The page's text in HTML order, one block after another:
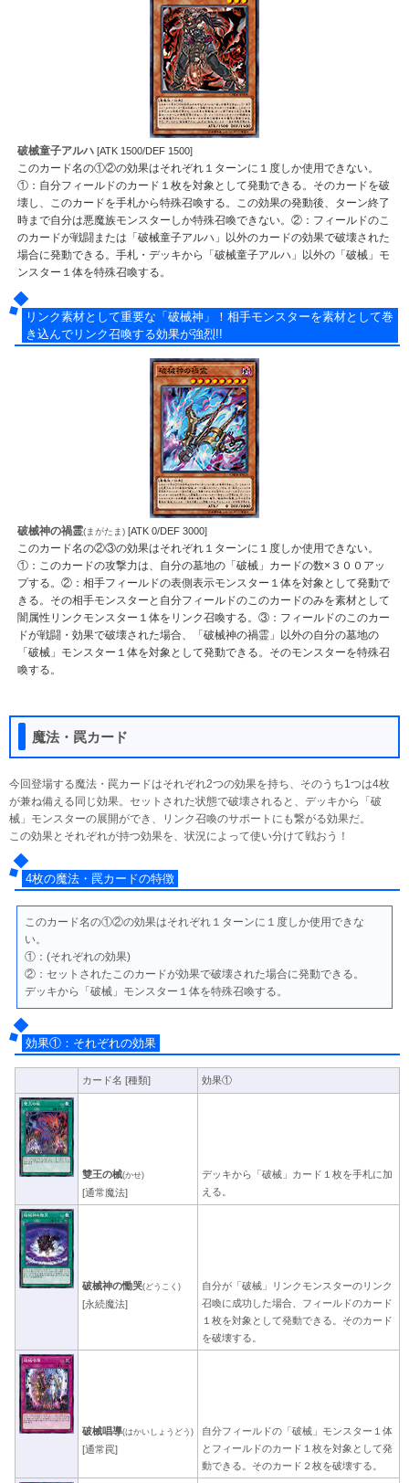
破械童子アルハ [ATK 1500/DEF 1500]
このカード名の①②の効果はそれぞれ１ターンに１度しか使用できない。
①：自分フィールドのカード１枚を対象として発動できる。そのカードを破
壊し、このカードを手札から特殊召喚する。この効果の発動後、ターン終了
時まで自分は悪魔族モンスターしか特殊召喚できない。②：フィールドのこ
のカードが戦闘または「破械童子アルハ」以外のカードの効果で破壊された
場合に発動できる。手札・デッキから「破械童子アルハ」以外の「破械」モ
ンスター１体を特殊召喚する。
リンク素材として重要な「破械神」！相手モンスターを素材として巻
き込んでリンク召喚する効果が強烈!!
破械神の禍霊(まがたま) [ATK 0/DEF 3000]
このカード名の②③の効果はそれぞれ１ターンに１度しか使用できない。
①：このカードの攻撃力は、自分の墓地の「破械」カードの数×３００アッ
プする。②：相手フィールドの表側表示モンスター１体を対象として発動で
きる。その相手モンスターと自分フィールドのこのカードのみを素材として
闇属性リンクモンスター１体をリンク召喚する。③：フィールドのこのカー
ドが戦闘・効果で破壊された場合、「破械神の禍霊」以外の自分の墓地の
「破械」モンスター１体を対象として発動できる。そのモンスターを特殊召
喚する。
魔法・罠カード
今回登場する魔法・罠カードはそれぞれ2つの効果を持ち、そのうち1つは4枚
が兼ね備える同じ効果。セットされた状態で破壊されると、デッキから「破
械」モンスターの展開ができ、リンク召喚のサポートにも繋がる効果だ。
この効果とそれぞれが持つ効果を、状況によって使い分けて戦おう！
4枚の魔法・罠カードの特徴
このカード名の①②の効果はそれぞれ１ターンに１度しか使用できな
い。
①：(それぞれの効果)
②：セットされたこのカードが効果で破壊された場合に発動できる。
デッキから「破械」モンスター１体を特殊召喚する。
効果①：それぞれの効果
カード名 [種類] 効果①
雙王の械(かせ)
[通常魔法]
デッキから「破械」カード１枚を手札に加
える。
破械神の慟哭(どうこく)
[永続魔法]
自分が「破械」リンクモンスターのリンク
召喚に成功した場合、フィールドのカード
１枚を対象として発動できる。そのカード
を破壊する。
破械唱導(はかいしょうどう)
[通常罠]
自分フィールドの「破械」モンスター１体
とフィールドのカード１枚を対象として発
動できる。そのカード２枚を破壊する。